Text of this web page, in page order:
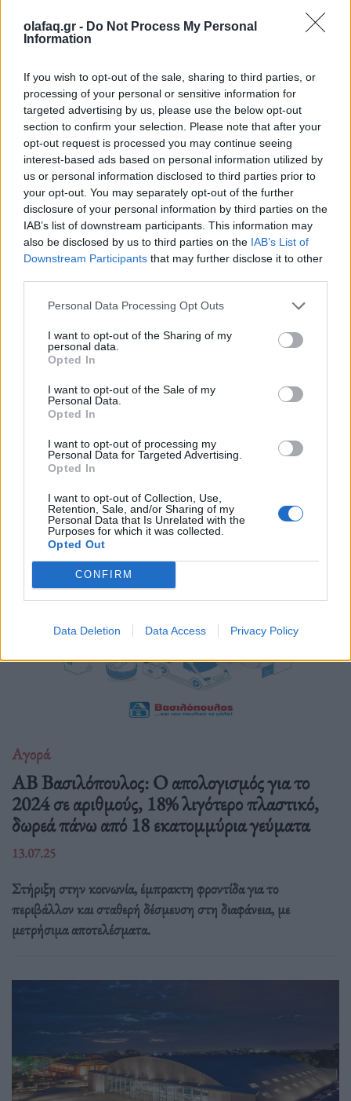
olafaq.gr - Do Not Process My Personal
Information
If you wish to opt-out of the sale, sharing to third parties, or
processing of your personal or sensitive information for
targeted advertising by us, please use the below opt-out
section to confirm your selection. Please note that after your
opt-out request is processed you may continue seeing
interest-based ads based on personal information utilized by
us or personal information disclosed to third parties prior to
your opt-out. You may separately opt-out of the further
disclosure of your personal information by third parties on the
IAB’s list of downstream participants. This information may
also be disclosed by us to third parties on the IAB’s List of
Downstream Participants that may further disclose it to other
Personal Data Processing Opt Outs
I want to opt-out of the Sharing of my
personal data.
Opted In
I want to opt-out of the Sale of my
Personal Data.
Opted In
I want to opt-out of processing my
Personal Data for Targeted Advertising.
Opted In
I want to opt-out of Collection, Use,
Retention, Sale, and/or Sharing of my
Personal Data that Is Unrelated with the
Purposes for which it was collected.
Opted Out
CONFIRM
Data Deletion Data Access Privacy Policy
17.11.25
Τα οnline Φρουτάκια αποτελούν έναν από τους
συναρπαστικότερους προορισμούς για τους φίλους των
τυχερών παιχνιδιών στο διαδίκτυο.
Αγορά
Πώς ο τζόγος ανέδειξε το Λας Βέγκας σε
παγκόσμιο σύμβολο
09.09.25
Ανακαλύψτε πώς ο τζόγος, από τα πρώτα παράνομα τραπέζια
έως τα σημερινά υπερθέαματα, διαμόρφωσε την οικονομία, την
κουλτούρα και το μέλλον του Λας Βέγκας, και συνεχίζει να
οδηγεί τις καινοτομίες στα κ
Αγορά
ΑΒ Βασιλόπουλος: Ο απολογισμός για το
2024 σε αριθμούς, 18% λιγότερο πλαστικό,
δωρεά πάνω από 18 εκατομμύρια γεύματα
13.07.25
Στήριξη στην κοινωνία, έμπρακτη φροντίδα για το
περιβάλλον και σταθερή δέσμευση στη διαφάνεια, με
μετρήσιμα αποτελέσματα.